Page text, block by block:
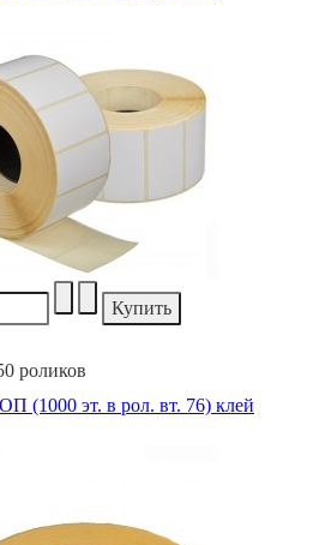
роликов
(1000 эт. в рол. вт. 76) клей